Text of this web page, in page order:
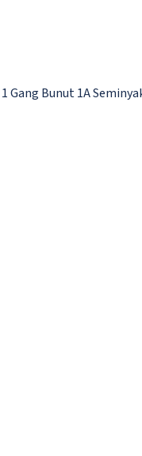
Gang Bunut 1A